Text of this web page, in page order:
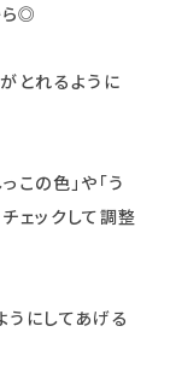
ら◎
とれるように
この色」や「う
ェックして調整
うにしてあげる